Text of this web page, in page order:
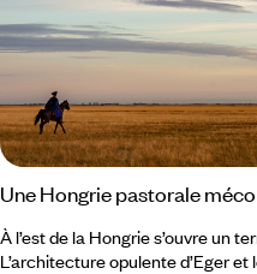
Une Hongrie pastorale
À l’est de la Hongrie s’ouvre un
L’architecture opulente d’Eger